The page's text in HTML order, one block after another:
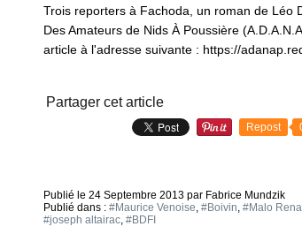
Trois reporters à Fachoda, un roman de Léo
Des Amateurs de Nids À Poussière
article à l'adresse suivante : https://
Partager cet article
Repost
Publié le 24 Septembre 2013 par Fabrice Mundzik
Publié dans : #Maurice Venoise, #Boivin, #Malo
#joseph altairac, #BDFI